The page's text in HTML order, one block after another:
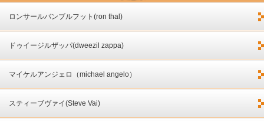
ロンサールバンブルフット(ron thal)
ドゥイージルザッパ(dweezil zappa)
マイケルアンジェロ（michael angelo）
スティーブヴァイ(Steve Vai)